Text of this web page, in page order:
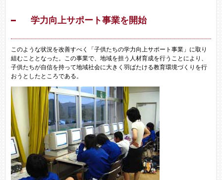
学力向上サポート事業を開始
このような状況を改善すべく「子供たちの学力向上サポート事業」に取り
組むこととなった。この事業で、地域を担う人材育成を行うことにより、
子供たちが自信を持って地域社会に大きく羽ばたける教育環境づくりを行
おうとしたところである。